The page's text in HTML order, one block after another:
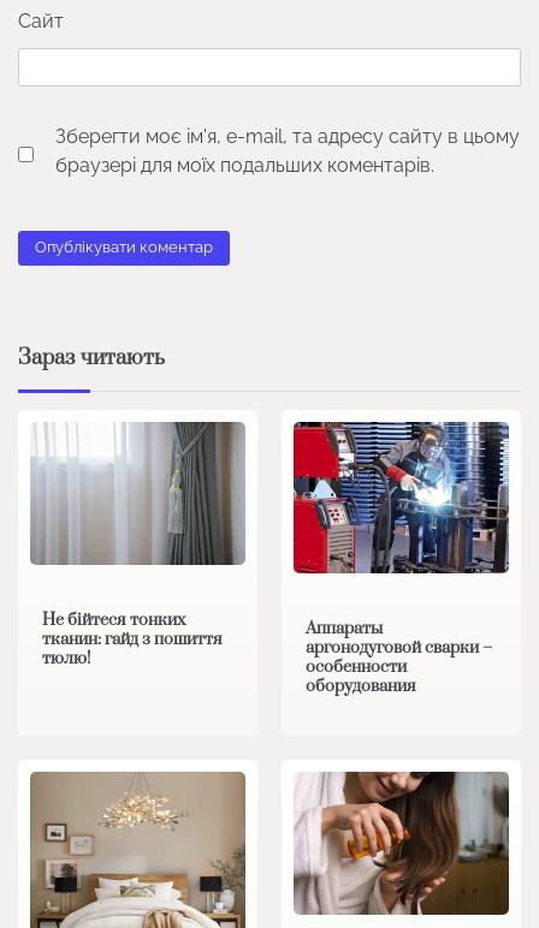
Сайт
Зберегти моє ім'я, e-mail, та адресу сайту в цьому
браузері для моїх подальших коментарів.
Зараз читають
Не бійтеся тонких
тканин: гайд з пошиття
тюлю!
Аппараты
аргонодуговой сварки –
особенности
оборудования